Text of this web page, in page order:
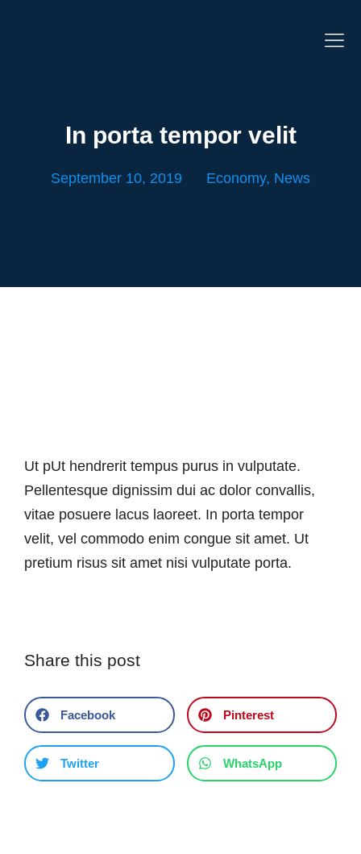
In porta tempor velit
September 10, 2019 Economy, News
Ut pUt hendrerit tempus purus in vulputate.
Pellentesque dignissim dui ac dolor convallis,
vitae posuere lacus laoreet. In porta tempor
velit, vel commodo enim congue sit amet. Ut
pretium risus sit amet nisi vulputate porta.
Share this post
Facebook Pinterest
Twitter WhatsApp